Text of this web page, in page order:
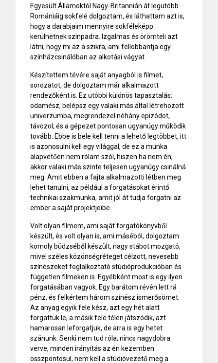
Egyesült Államoktól Nagy-Britannián át legutóbb
Romániáig sokfelé dolgoztam, és láthattam azt is,
hogy a darabjaim mennyire sokféleképp
kerülhetnek színpadra. Izgalmas és örömteli azt
látni, hogy mi az a szikra, ami fellobbantja egy
színházcsinálóban az alkotási vágyat.
Készítettem tévére saját anyagból is filmet,
sorozatot, de dolgoztam már alkalmazott
rendezőként is. Ez utóbbi különös tapasztalás:
odamész, belépsz egy valaki más által létrehozott
univerzumba, megrendezel néhány epizódot,
távozol, és a gépezet pontosan ugyanúgy működik
tovább. Ebbe is bele kell tenni a lehető legtöbbet, itt
is azonosulni kell egy világgal, de ez a munka
alapvetően nem rólam szól, hiszen ha nem én,
akkor valaki más szinte teljesen ugyanúgy csinálná
meg. Amit ebben a fajta alkalmazotti létben meg
lehet tanulni, az például a forgatásokat érintő
technikai szakmunka, amit jól át tudja forgatni az
ember a saját projektjeibe.
Volt olyan filmem, ami saját forgatókönyvből
készült, és volt olyan is, ami máséból, dolgoztam
komoly büdzséből készült, nagy stábot mozgató,
mivel széles közönségréteget célzott, nevesebb
színészeket foglalkoztató stúdióprodukcióban és
független filmeken is. Egyébként most is egy ilyen
forgatásában vagyok. Egy barátom révén lett rá
pénz, és felkértem három színész ismerősömet.
Az anyag egyik fele kész, azt egy hét alatt
forgattuk le, a másik fele télen játszódik, azt
hamarosan leforgatjuk, de arra is egy hetet
szánunk. Senki nem tud róla, nincs nagydobra
verve, minden irányítás az én kezemben
összpontosul, nem kell a stúdióvezető meg a